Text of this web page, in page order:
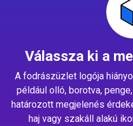
Válassza ki a
A fodrászüzlet logója
például olló, borotva,
határozott megjelenés
haj vagy szakáll alakú